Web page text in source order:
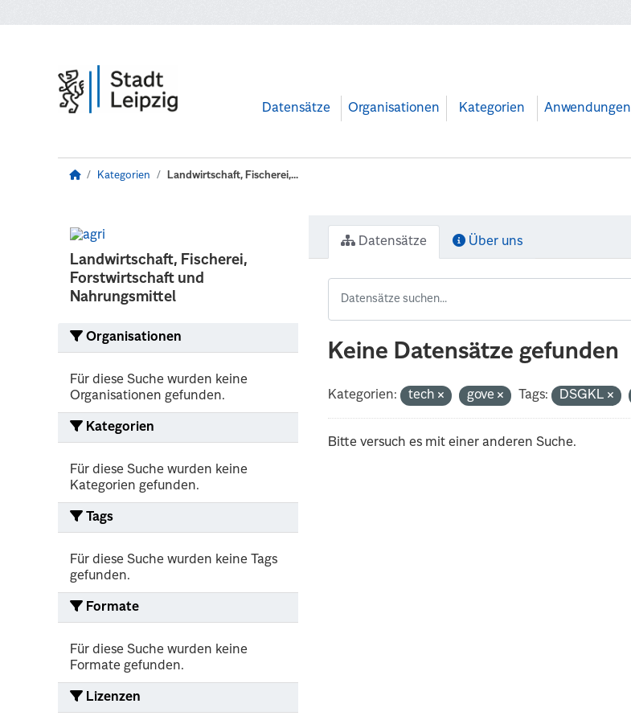
Datensätze Organisationen Kategorien Anwendungen
Kategorien Landwirtschaft, Fischerei,...
Landwirtschaft, Fischerei,
Forstwirtschaft und
Nahrungsmittel
Organisationen
Für diese Suche wurden keine
Organisationen gefunden.
Kategorien
Für diese Suche wurden keine
Kategorien gefunden.
Tags
Für diese Suche wurden keine Tags
gefunden.
Formate
Für diese Suche wurden keine
Formate gefunden.
Lizenzen
Datensätze Über uns
Keine Datensätze gefunden
Kategorien: tech gove Tags: DSGKL
Bitte versuch es mit einer anderen Suche.